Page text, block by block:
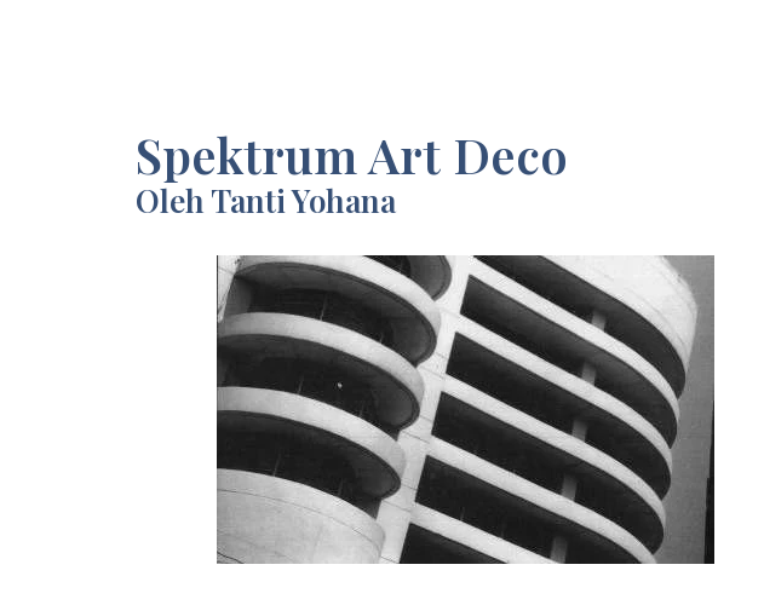
Spektrum Art Deco
Oleh Tanti Yohana